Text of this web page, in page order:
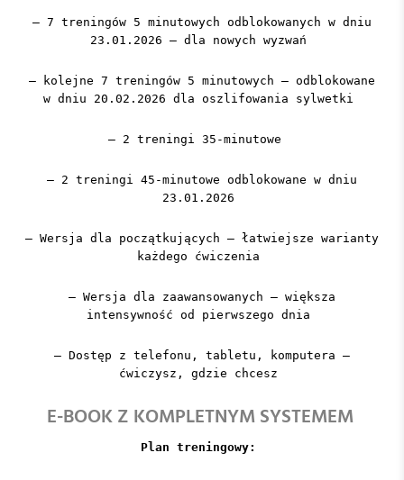
– 7 treningów 5 minutowych odblokowanych w dniu
23.01.2026 – dla nowych wyzwań
– kolejne 7 treningów 5 minutowych – odblokowane
w dniu 20.02.2026 dla oszlifowania sylwetki
– 2 treningi 35-minutowe
– 2 treningi 45-minutowe odblokowane w dniu
23.01.2026
– Wersja dla początkujących – łatwiejsze warianty
każdego ćwiczenia
– Wersja dla zaawansowanych – większa
intensywność od pierwszego dnia
– Dostęp z telefonu, tabletu, komputera –
ćwiczysz, gdzie chcesz
E-BOOK Z KOMPLETNYM SYSTEMEM
Plan treningowy: